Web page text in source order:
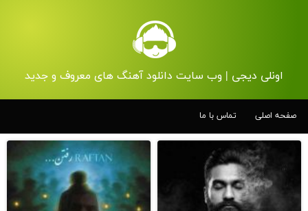
اونلی دیجی | وب سایت دانلود آهنگ های معروف و جدید
صفحه اصلی تماس با ما